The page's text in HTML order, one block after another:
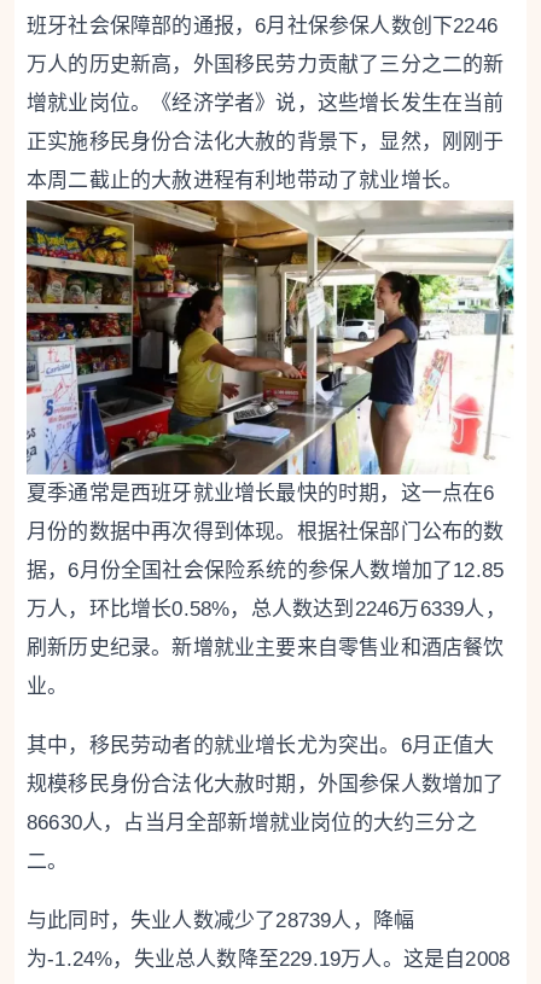
班牙社会保障部的通报，6月社保参保人数创下2246
万人的历史新高，外国移民劳力贡献了三分之二的新
增就业岗位。《经济学者》说，这些增长发生在当前
正实施移民身份合法化大赦的背景下，显然，刚刚于
本周二截止的大赦进程有利地带动了就业增长。
夏季通常是西班牙就业增长最快的时期，这一点在6
月份的数据中再次得到体现。根据社保部门公布的数
据，6月份全国社会保险系统的参保人数增加了12.85
万人，环比增长0.58%，总人数达到2246万6339人，
刷新历史纪录。新增就业主要来自零售业和酒店餐饮
业。
其中，移民劳动者的就业增长尤为突出。6月正值大
规模移民身份合法化大赦时期，外国参保人数增加了
86630人，占当月全部新增就业岗位的大约三分之
二。
与此同时，失业人数减少了28739人，降幅
为-1.24%，失业总人数降至229.19万人。这是自2008